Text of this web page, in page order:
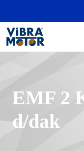
EMF 2
d/dak